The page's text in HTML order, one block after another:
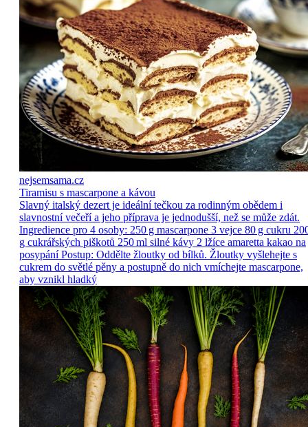
nejsemsama.cz
Tiramisu s mascarpone a kávou
Slavný italský dezert je ideální tečkou za rodinným obědem i
slavnostní večeří a jeho příprava je jednodušší, než se může zdát.
Ingredience pro 4 osoby: 250 g mascarpone 3 vejce 80 g cukru
g cukrářských piškotů 250 ml silné kávy 2 lžíce amaretta kakao na
posypání Postup: Oddělte žloutky od bílků. Žloutky vyšlehejte s
cukrem do světlé pěny a postupně do nich vmíchejte mascarpone,
aby vznikl hladký